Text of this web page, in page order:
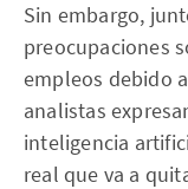
Sin embargo,
preocupaciones
empleos debido
analistas
inteligencia
real que va a